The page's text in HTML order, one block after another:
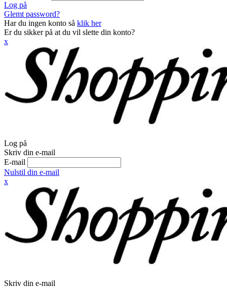
Log på
Glemt password?
Har du ingen konto så klik her
Er du sikker på at du vil slette din konto?
x
Log på
Skriv din e-mail
E-mail
Nulstil din e-mail
x
Skriv din e-mail